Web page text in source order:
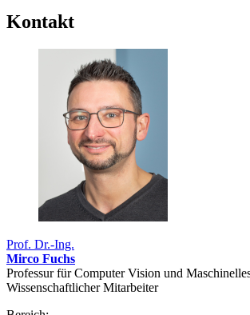
Kontakt
Prof. Dr.-Ing.
Mirco Fuchs
Professur für Computer Vision und
Wissenschaftlicher Mitarbeiter